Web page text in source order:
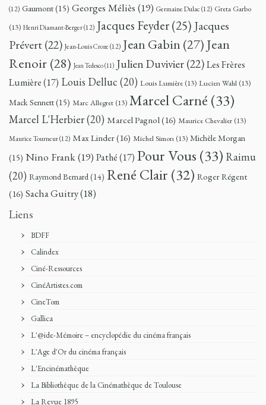
(12) Gaumont(15) Georges Méliès (19) Germaine Dulac (12) Greta Garbo
(13) Henri Diamant-Berger(12) Jacques Feyder(25) Jacques
Prévert(22) Jean-Louis Croze (12) Jean Gabin (27) Jean
Renoir (28) Jean Tedesco(11) Julien Duvivier(22)Les Frères
Lumière(17) Louis Delluc (20) Louis Lumière (13) Lucien Wahl (13)
Mack Sennett(15) Marc Allegret (13) Marcel Carné (33)
Marcel L'Herbier(20) Marcel Pagnol(16) Maurice Chevalier (13)
Maurice Tourneur(12) Max Linder(16) Michel Simon (13) Michèle Morgan
(15) Nino Frank(19) Pathé(17) Pour Vous (33) Raimu
(20) Raymond Bernard(14) René Clair (32) Roger Régent
(16) Sacha Guitry(18)
Liens
BDFF
Calindex
Ciné-Ressources
CinéArtistes.com
CineTom
Gallica
L'@ide-Mémoire – encyclopédie du cinéma français
L'Age d'Or du cinéma français
L'Encinémathèque
La Bibliothèque de la Cinémathèque de Toulouse
La Revue 1895